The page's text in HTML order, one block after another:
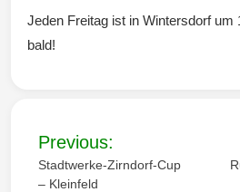
Jeden Freitag ist in Wintersdorf um
bald!
B
e
Previous:
Stadtwerke-Zirndorf-Cup
– Kleinfeld